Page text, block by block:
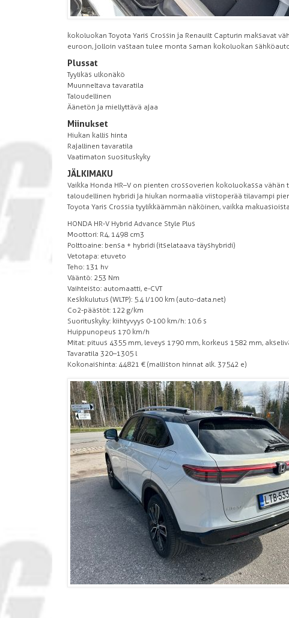
kokoluokan Toyota Yaris Crossin ja Renauilt Capturin maksavat
euroon, jolloin vastaan tulee monta saman kokoluokan
Plussat
Tyylikäs ulkonäkö
Muunneltava tavaratila
Taloudellinen
Äänetön ja miellyttävä ajaa
Miinukset
Hiukan kallis hinta
Rajallinen tavaratila
Vaatimaton suosituskyky
JÄLKIMAKU
Vaikka Honda HR–V on pienten crossoverien kokoluokassa
taloudellinen hybridi ja hiukan normaalia viistoperää tilavampi
Toyota Yaris Crossia tyylikkäämmän näköinen, vaikka
HONDA HR-V Hybrid Advance Style Plus
Moottori: R4, 1498 cm3
Polttoaine: bensa + hybridi (itselataava täyshybridi)
Vetotapa: etuveto
Teho: 131 hv
Vääntö: 253 Nm
Vaihteisto: automaatti, e-CVT
Keskikulutus (WLTP): 5.4 l/100 km (auto-data.net)
Co2-päästöt: 122 g/km
Suorituskyky: kiihtyvyys 0-100 km/h: 10.6 s
Huippunopeus 170 km/h
Mitat: pituus 4355 mm, leveys 1790 mm, korkeus 1582 mm,
Tavaratila 320–1305 l
Kokonaishinta: 44 821 € (malliston hinnat alk. 37 542 e)